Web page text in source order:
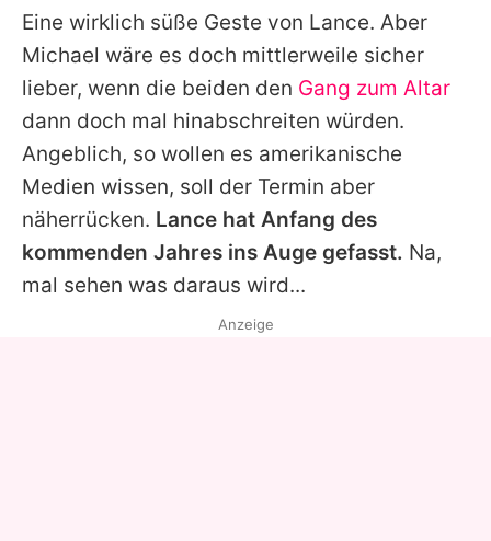
Eine wirklich süße Geste von Lance. Aber
Michael wäre es doch mittlerweile sicher
lieber, wenn die beiden den Gang zum Altar
dann doch mal hinabschreiten würden.
Angeblich, so wollen es amerikanische
Medien wissen, soll der Termin aber
näherrücken. Lance hat Anfang des
kommenden Jahres ins Auge gefasst. Na,
mal sehen was daraus wird...
Anzeige